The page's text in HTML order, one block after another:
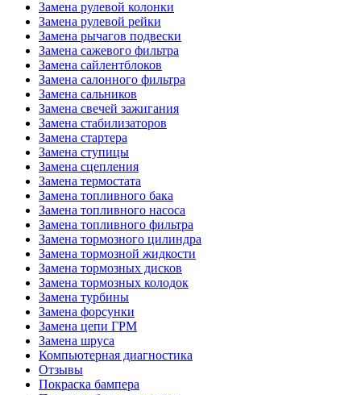
Замена рулевой колонки
Замена рулевой рейки
Замена рычагов подвески
Замена сажевого фильтра
Замена сайлентблоков
Замена салонного фильтра
Замена сальников
Замена свечей зажигания
Замена стабилизаторов
Замена стартера
Замена ступицы
Замена сцепления
Замена термостата
Замена топливного бака
Замена топливного насоса
Замена топливного фильтра
Замена тормозного цилиндра
Замена тормозной жидкости
Замена тормозных дисков
Замена тормозных колодок
Замена турбины
Замена форсунки
Замена цепи ГРМ
Замена шруса
Компьютерная диагностика
Отзывы
Покраска бампера